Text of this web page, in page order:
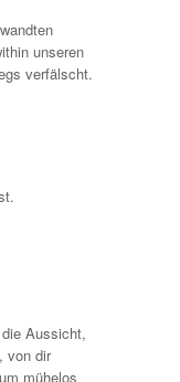
unseren
verfälscht.
Aussicht,
von dir
mühelos